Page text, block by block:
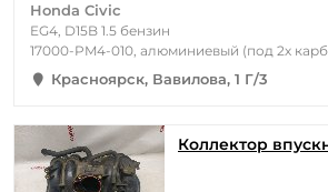
Honda Civic
EG4, D15B 1.5 бензин
17000-PM4-010, алюминиевый (под 2х
Красноярск, Вавилова, 1 Г/3
Коллектор